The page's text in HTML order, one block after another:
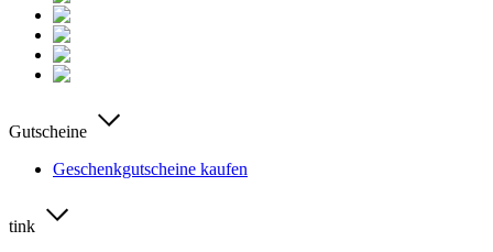
Gutscheine
Geschenkgutscheine kaufen
tink